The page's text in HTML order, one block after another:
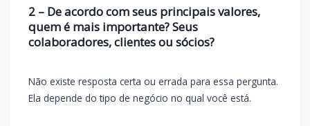
2 – De acordo com seus principais valores,
quem é mais importante? Seus
colaboradores, clientes ou sócios?
Não existe resposta certa ou errada para essa pergunta.
Ela depende do tipo de negócio no qual você está.